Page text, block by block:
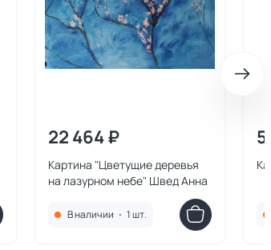
22 464 ₽
Картина "Цветущие деревья
на лазурном небе" Швед Анна
В наличии • 1 шт.